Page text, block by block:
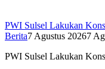
PWI Sulsel Lakukan
Berita7 Agustus 20267
PWI Sulsel Lakukan